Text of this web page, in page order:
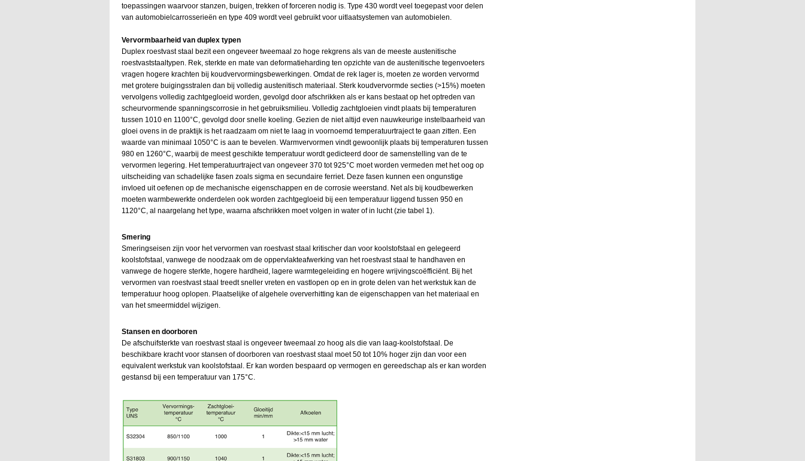
toepassingen waarvoor stanzen, buigen, trekken of forceren nodig is. Type 430 wordt veel toegepast voor delen
van automobielcarrosserieën en type 409 wordt veel gebruikt voor uitlaatsystemen van automobielen.
Vervormbaarheid van duplex typen
Duplex roestvast staal bezit een ongeveer tweemaal zo hoge rekgrens als van de meeste austenitische
roestvaststaaltypen. Rek, sterkte en mate van deformatieharding ten opzichte van de austenitische tegenvoeters
vragen hogere krachten bij koudvervormingsbewerkingen. Omdat de rek lager is, moeten ze worden vervormd
met grotere buigingsstralen dan bij volledig austenitisch materiaal. Sterk koudvervormde secties (>15%) moeten
vervolgens volledig zachtgegloeid worden, gevolgd door afschrikken als er kans bestaat op het optreden van
scheurvormende spanningscorrosie in het gebruiksmilieu. Volledig zachtgloeien vindt plaats bij temperaturen
tussen 1010 en 1100°C, gevolgd door snelle koeling. Gezien de niet altijd even nauwkeurige instelbaarheid van
gloei ovens in de praktijk is het raadzaam om niet te laag in voornoemd temperatuurtraject te gaan zitten. Een
waarde van minimaal 1050°C is aan te bevelen. Warmvervormen vindt gewoonlijk plaats bij temperaturen tussen
980 en 1260°C, waarbij de meest geschikte temperatuur wordt gedicteerd door de samenstelling van de te
vervormen legering. Het temperatuurtraject van ongeveer 370 tot 925°C moet worden vermeden met het oog op
uitscheiding van schadelijke fasen zoals sigma en secundaire ferriet. Deze fasen kunnen een ongunstige
invloed uit oefenen op de mechanische eigenschappen en de corrosie weerstand. Net als bij koudbewerken
moeten warmbewerkte onderdelen ook worden zachtgegloeid bij een temperatuur liggend tussen 950 en
1120°C, al naargelang het type, waarna afschrikken moet volgen in water of in lucht (zie tabel 1).
Smering
Smeringseisen zijn voor het vervormen van roestvast staal kritischer dan voor koolstofstaal en gelegeerd
koolstofstaal, vanwege de noodzaak om de oppervlakteafwerking van het roestvast staal te handhaven en
vanwege de hogere sterkte, hogere hardheid, lagere warmtegeleiding en hogere wrijvingscoëfficiënt. Bij het
vervormen van roestvast staal treedt sneller vreten en vastlopen op en in grote delen van het werkstuk kan de
temperatuur hoog oplopen. Plaatselijke of algehele oververhitting kan de eigenschappen van het materiaal en
van het smeermiddel wijzigen.
Stansen en doorboren
De afschuifsterkte van roestvast staal is ongeveer tweemaal zo hoog als die van laag-koolstofstaal. De
beschikbare kracht voor stansen of doorboren van roestvast staal moet 50 tot 10% hoger zijn dan voor een
equivalent werkstuk van koolstofstaal. Er kan worden bespaard op vermogen en gereedschap als er kan worden
gestansd bij een temperatuur van 175°C.